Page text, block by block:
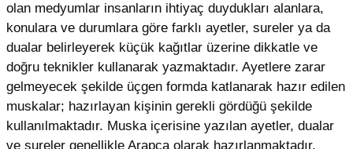
olan medyumlar insanların ihtiyaç duydukları alanlara,
konulara ve durumlara göre farklı ayetler, sureler ya da
dualar belirleyerek küçük kağıtlar üzerine dikkatle ve
doğru teknikler kullanarak yazmaktadır. Ayetlere zarar
gelmeyecek şekilde üçgen formda katlanarak hazır edilen
muskalar; hazırlayan kişinin gerekli gördüğü şekilde
kullanılmaktadır. Muska içerisine yazılan ayetler, dualar
ve sureler genellikle Arapça olarak hazırlanmaktadır.